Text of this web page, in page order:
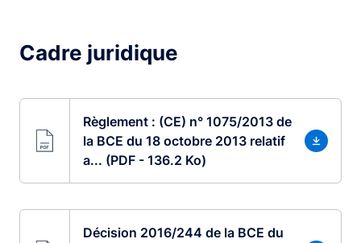
Cadre juridique
Règlement : (CE) n° 1075/2013 de
la BCE du 18 octobre 2013 relatif
a... (PDF - 136.2 Ko)
Décision 2016/244 de la BCE du